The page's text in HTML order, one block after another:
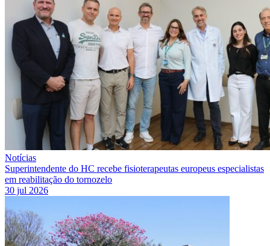
Notícias
Superintendente do HC recebe fisioterapeutas europeus especialistas
em reabilitação do tornozelo
30 jul 2026